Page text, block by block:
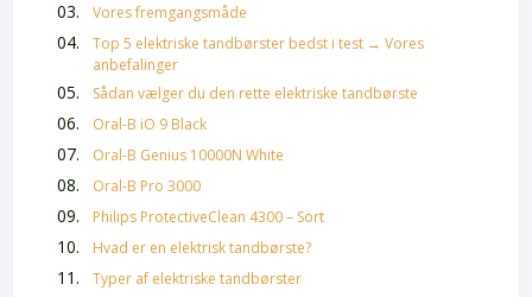
Vores fremgangsmåde
Top 5 elektriske tandbørster bedst i test → Vores
anbefalinger
Sådan vælger du den rette elektriske tandbørste
Oral-B iO 9 Black
Oral-B Genius 10000N White
Oral-B Pro 3000
Philips ProtectiveClean 4300 – Sort
Hvad er en elektrisk tandbørste?
Typer af elektriske tandbørster